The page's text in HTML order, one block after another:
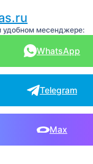
удобном месенджере:
WhatsApp
Telegram
Max